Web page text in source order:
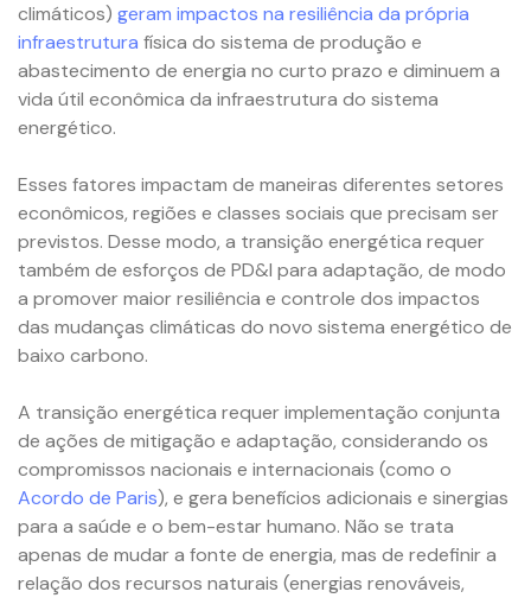
climáticos) geram impactos na resiliência da própria
infraestrutura física do sistema de produção e
abastecimento de energia no curto prazo e diminuem a
vida útil econômica da infraestrutura do sistema
energético.
Esses fatores impactam de maneiras diferentes setores
econômicos, regiões e classes sociais que precisam ser
previstos. Desse modo, a transição energética requer
também de esforços de PD&I para adaptação, de modo
a promover maior resiliência e controle dos impactos
das mudanças climáticas do novo sistema energético de
baixo carbono.
A transição energética requer implementação conjunta
de ações de mitigação e adaptação, considerando os
compromissos nacionais e internacionais (como o
Acordo de Paris), e gera benefícios adicionais e sinergias
para a saúde e o bem-estar humano. Não se trata
apenas de mudar a fonte de energia, mas de redefinir a
relação dos recursos naturais (energias renováveis,